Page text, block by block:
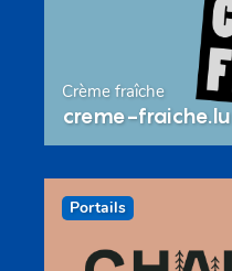
Crème fraîche
creme-fraiche.lu
Portails